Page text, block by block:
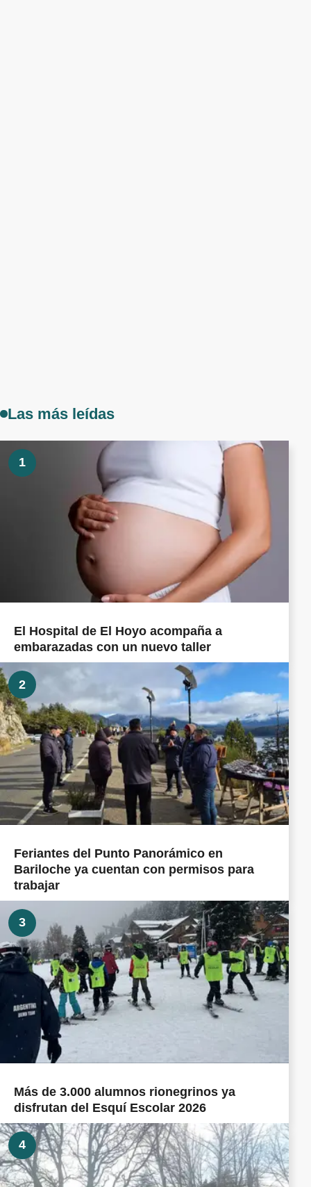
Las más leídas
1
El Hospital de El Hoyo acompaña a
embarazadas con un nuevo taller
2
Feriantes del Punto Panorámico en
Bariloche ya cuentan con permisos para
trabajar
3
Más de 3.000 alumnos rionegrinos ya
disfrutan del Esquí Escolar 2026
4